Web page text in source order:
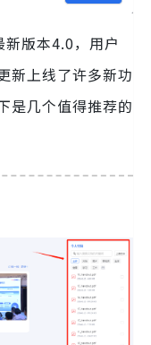
版本4.0，用户
新上线了许多新功
是几个值得推荐的